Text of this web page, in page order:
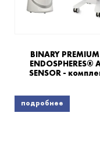
BINARY
ENDOSPHERES®
SENSOR -
подробнее